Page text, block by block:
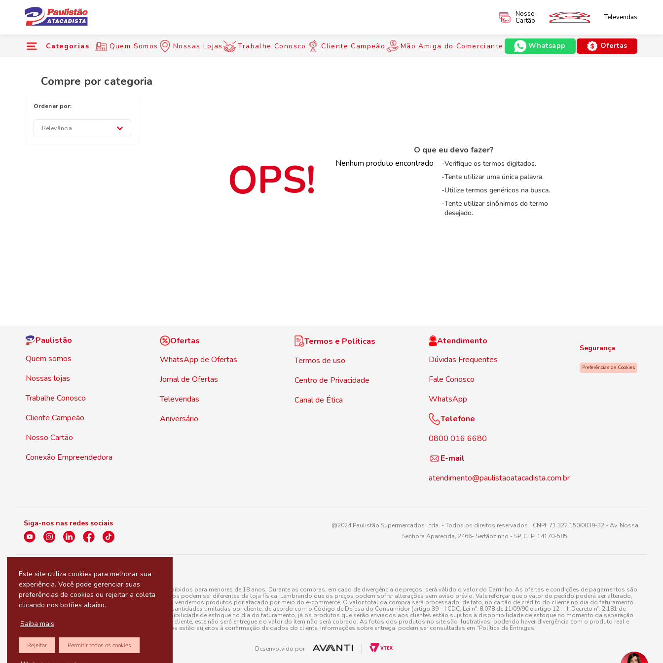
Este site utiliza cookies para melhorar sua
experiência. Você pode gerenciar suas
preferências de cookies ou rejeitar a coleta
clicando nos botões abaixo.
Saiba mais
Rejeitar Permitir todos os cookies
Nosso
Cartão Televendas
Categorias Quem Somos Nossas Lojas Trabalhe Conosco Cliente Campeão Mão Amiga do Comerciante Whatsapp Ofertas
Compre por categoria
Relevância
Nenhum produto encontrado
O que eu devo fazer?
Verifique os termos digitados.
Tente utilizar uma única palavra.
Utilize termos genéricos na busca.
Tente utilizar sinônimos do termo
desejado.
Paulistão
Quem somos
Nossas lojas
Trabalhe Conosco
Cliente Campeão
Nosso Cartão
Conexão Empreendedora
Ofertas
WhatsApp de Ofertas
Jornal de Ofertas
Televendas
Aniversário
Termos e Políticas
Termos de uso
Centro de Privacidade
Canal de Ética
Atendimento
Dúvidas Frequentes
Fale Conosco
WhatsApp
Telefone
0800 016 6680
E-mail
atendimento@paulistaoatacadista.com.br
Segurança
Preferências de Cookies
Siga-nos nas redes sociais
@2024 Paulistão Supermercados Ltda. - Todos os direitos reservados. CNPJ: 71.322.150/0039-32 - Av. Nossa
Senhora Aparecida, 2466- Sertãozinho - SP, CEP: 14170-585
A venda e o consumo de bebidas alcoólicas são proibidos para menores de 18 anos. Durante as compras, em caso de divergência de preços, será válido o valor do Carrinho. As ofertas e condições de pagamentos são
válidas para a loja eletrônica, sendo que seus preços podem ser diferentes da loja física. Lembrando que os preços podem sofrer alterações sem aviso prévio. Vale reforçar que o valor do pedido poderá ser alterado,
para menos, por conta de produtos variáveis; e não vendemos produtos por atacado por meio do e-commerce. O valor total da compra será processado, de fato, no cartão de crédito do cliente no dia do faturamento
do pedido. Produtos em promoção possuem quantidades limitadas por cliente, de acordo com o Código de Defesa do Consumidor (artigo 39 – I CDC, Lei nº. 8.078 de 11/09/90 e artigo 12 – III Decreto nº. 2.181 de
20/03/97). A venda está diretamente ligada à disponibilidade de estoque no dia do faturamento, já os produtos que serão enviados aos clientes estão sujeitos à disponibilidade de estoque no momento da separação.
Caso algum produto venha a faltar no pedido do cliente, este não será entregue e o valor do item não será cobrado. As fotos dos produtos no site são ilustrativas, podendo haver divergência com o produto real e
todos os pedidos estão sujeitos à confirmação de dados do cliente. Informações sobre entrega, podem ser consultadas em “Política de Entregas”
Desenvolvido por